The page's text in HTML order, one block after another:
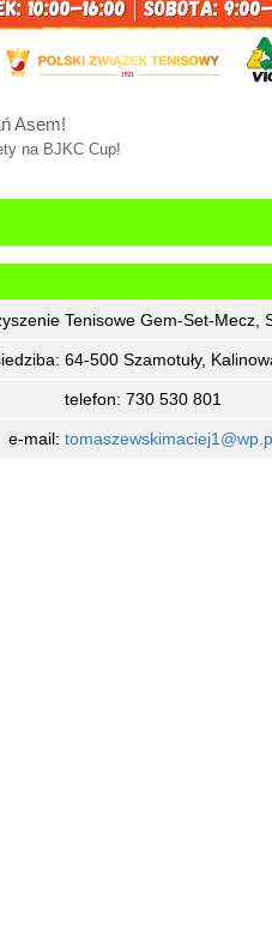
Asem!
na BJKC Cup!
Tenisowe Gem-Set-Mecz,
64-500 Szamotuły,
telefon: 730 530 801
e-mail: